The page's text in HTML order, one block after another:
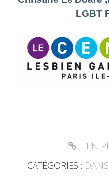
LGBT
LIEN
CATÉGORIES :